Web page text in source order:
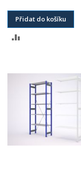
Přidat do košíku
POROVNÁNÍ